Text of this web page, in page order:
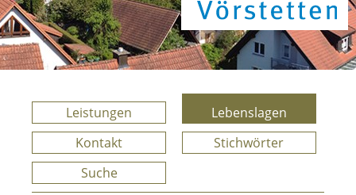
Leistungen
Lebenslagen
Kontakt
Stichwörter
Suche